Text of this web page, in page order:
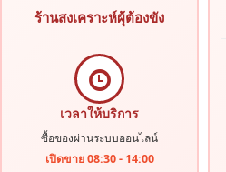
ร้านสงเคราะห์ผุ้ต้องขัง
เวลาให้บริการ
ซื้อของผ่านระบบออนไลน์
เปิดขาย 08:30 - 14:00